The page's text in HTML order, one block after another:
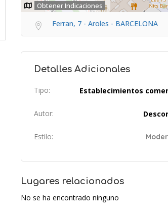
Obtener Indicaciones
Ferran, 7 - Aroles - BARCELONA
Detalles Adicionales
Tipo: Establecimientos
Autor:
Estilo:
Lugares relacionados
No se ha encontrado ninguno